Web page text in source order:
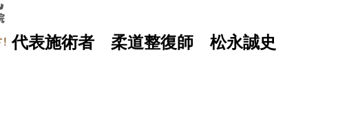
代表施術者 柔道整復師 松永誠史